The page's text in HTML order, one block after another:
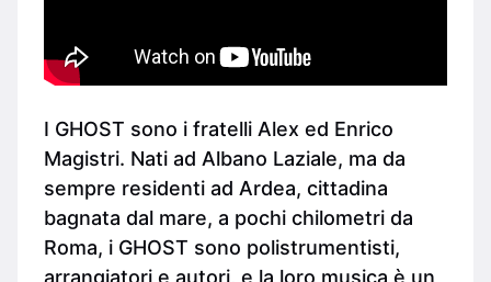
I GHOST sono i fratelli Alex ed Enrico
Magistri. Nati ad Albano Laziale, ma da
sempre residenti ad Ardea, cittadina
bagnata dal mare, a pochi chilometri da
Roma, i GHOST sono polistrumentisti,
arrangiatori e autori, e la loro musica è un